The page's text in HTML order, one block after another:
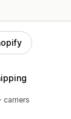
carriers